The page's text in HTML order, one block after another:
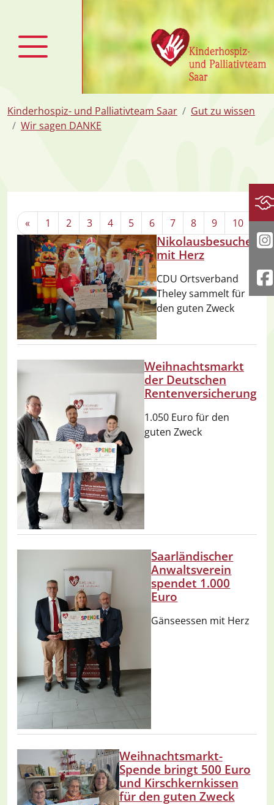
Kinderhospiz- und Palliativteam Saar
Gut zu wissen
Wir sagen DANKE
« 1 2 3 4 5 6 7 8 9 10 11
Nikolausbesuche
mit Herz
CDU Ortsverband
Theley sammelt für
den guten Zweck
Weihnachtsmarkt
der Deutschen
Rentenversicherung
1.050 Euro für den
guten Zweck
Saarländischer
Anwaltsverein
spendet 1.000
Euro
Gänseessen mit Herz
Weihnachtsmarkt-
Spende bringt 500 Euro
und Kirschkernkissen
für den guten Zweck